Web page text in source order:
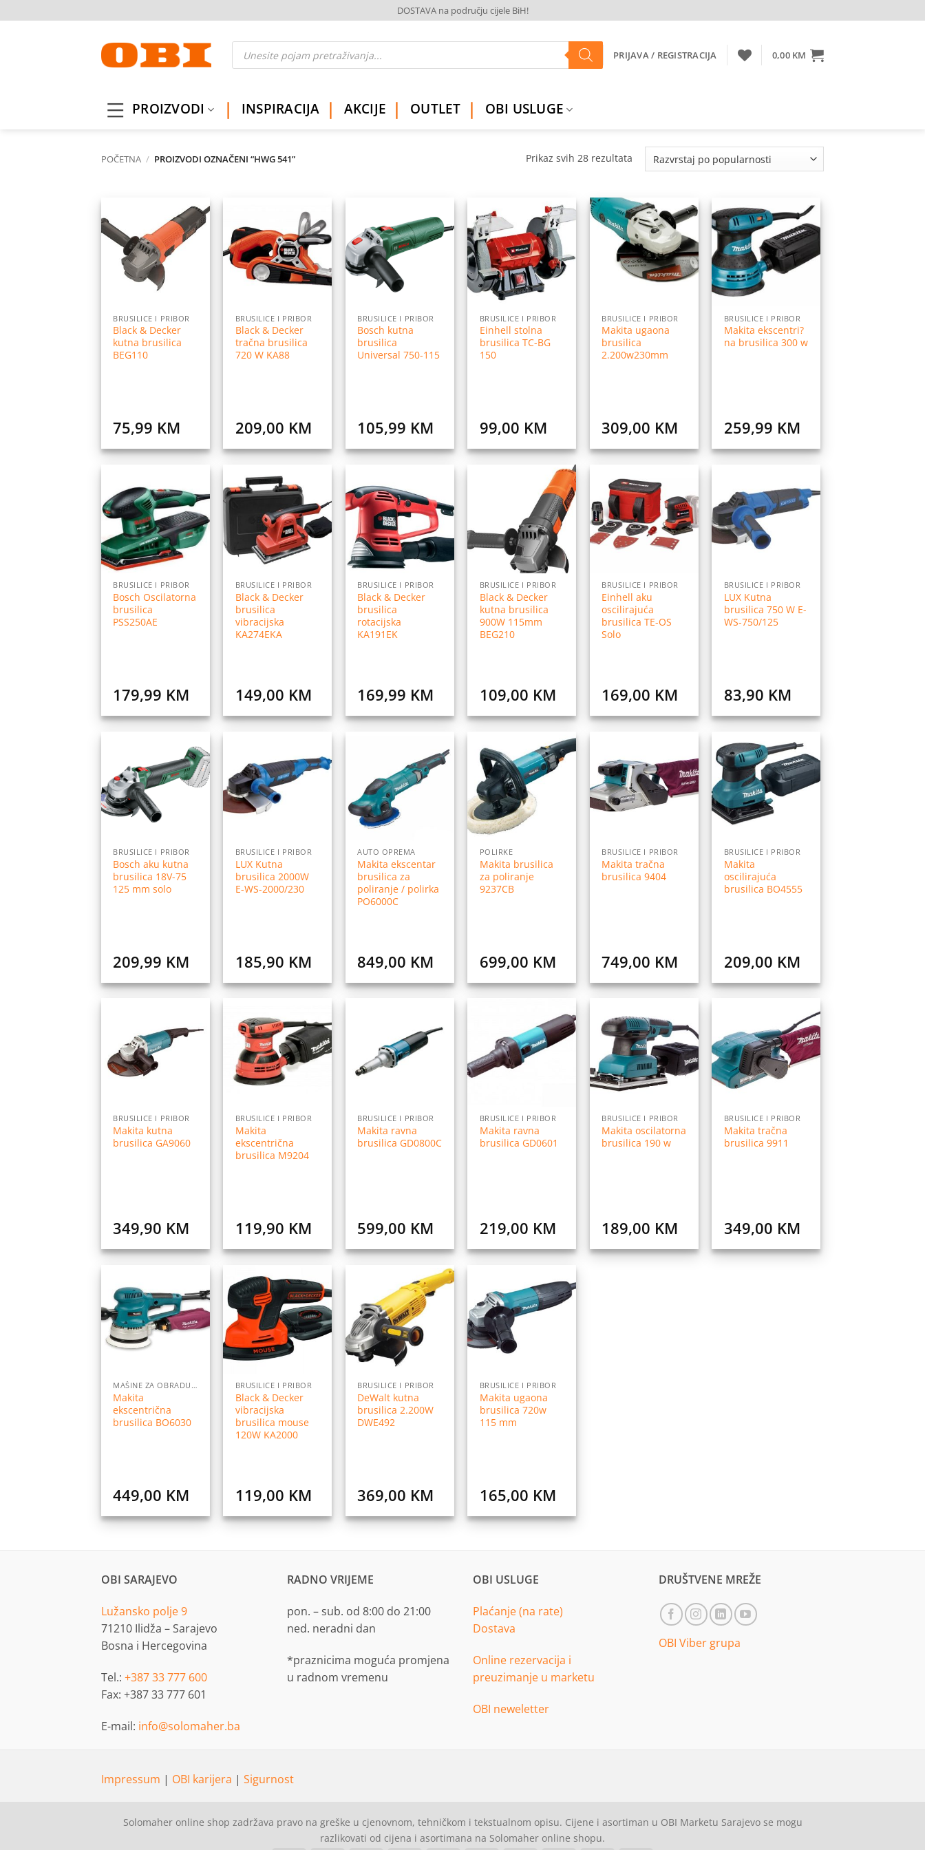
to
DOSTAVA na području cijele BiH!
Products
search PRIJAVA / REGISTRACIJA 0,00 KM
PROIZVODI INSPIRACIJA AKCIJE OUTLET OBI USLUGE
POČETNA / PROIZVODI OZNAČENI “HWG 541” Prikaz svih 28 rezultataSorted
Dodaj
na
BRUSILICE I PRIBOR
Black & Decker
kutna brusilica
BEG110
75,99 KM
Dodaj
na
listu
želja
BRUSILICE I PRIBOR
Black & Decker
tračna brusilica
720 W KA88
209,00 KM
Dodaj
na
BRUSILICE I PRIBOR
Bosch kutna
brusilica
Universal 750-115
105,99 KM
Dodaj
na
listu
želja
BRUSILICE I PRIBOR
Einhell stolna
brusilica TC-BG
150
99,00 KM
Dodaj
na
listu
želja
BRUSILICE I PRIBOR
Makita ugaona
brusilica
2.200w230mm
309,00 KM
Dodaj
na
listu
želja
BRUSILICE I PRIBOR
Makita ekscentri?
na brusilica 300 w
259,99 KM
Dodaj
na
listu
želja
BRUSILICE I PRIBOR
Bosch Oscilatorna
brusilica
PSS250AE
179,99 KM
Dodaj
na
listu
želja
BRUSILICE I PRIBOR
Black & Decker
brusilica
vibracijska
KA274EKA
149,00 KM
Dodaj
na
listu
želja
BRUSILICE I PRIBOR
Black & Decker
brusilica
rotacijska
KA191EK
169,99 KM
Dodaj
na
listu
želja
BRUSILICE I PRIBOR
Black & Decker
kutna brusilica
900W 115mm
BEG210
109,00 KM
Dodaj
na
listu
želja
BRUSILICE I PRIBOR
Einhell aku
oscilirajuća
brusilica TE-OS
Solo
169,00 KM
Dodaj
na
BRUSILICE I PRIBOR
LUX Kutna
brusilica 750 W E-
WS-750/125
83,90 KM
Dodaj
na
listu
BRUSILICE I PRIBOR
Bosch aku kutna
brusilica 18V-75
125 mm solo
209,99 KM
Dodaj
BRUSILICE I PRIBOR
LUX Kutna
brusilica 2000W
E-WS-2000/230
185,90 KM
Dodaj
na
AUTO OPREMA
Makita ekscentar
brusilica za
poliranje / polirka
PO6000C
849,00 KM
Dodaj
POLIRKE
Makita brusilica
za poliranje
9237CB
699,00 KM
Dodaj
na
listu
želja
BRUSILICE I PRIBOR
Makita tračna
brusilica 9404
749,00 KM
Dodaj
na
listu
BRUSILICE I PRIBOR
Makita
oscilirajuća
brusilica BO4555
209,00 KM
Dodaj
BRUSILICE I PRIBOR
Makita kutna
brusilica GA9060
349,90 KM
Dodaj
na
listu
želja
BRUSILICE I PRIBOR
Makita
ekscentrična
brusilica M9204
119,90 KM
Dodaj
na
BRUSILICE I PRIBOR
Makita ravna
brusilica GD0800C
599,00 KM
Dodaj
na
BRUSILICE I PRIBOR
Makita ravna
brusilica GD0601
219,00 KM
Dodaj
na
listu
želja
BRUSILICE I PRIBOR
Makita oscilatorna
brusilica 190 w
189,00 KM
Dodaj
na
listu
želja
BRUSILICE I PRIBOR
Makita tračna
brusilica 9911
349,00 KM
Dodaj
na
listu
želja
MAŠINE ZA OBRADU DRVETA
Makita
ekscentrična
brusilica BO6030
449,00 KM
Dodaj
na
listu
želja
BRUSILICE I PRIBOR
Black & Decker
vibracijska
brusilica mouse
120W KA2000
119,00 KM
Dodaj
želja
BRUSILICE I PRIBOR
DeWalt kutna
brusilica 2.200W
DWE492
369,00 KM
Dodaj
BRUSILICE I PRIBOR
Makita ugaona
brusilica 720w
115 mm
165,00 KM
OBI SARAJEVO
Lužansko polje 9
71210 Ilidža – Sarajevo
Bosna i Hercegovina
Tel.: +387 33 777 600
Fax: +387 33 777 601
E-mail: info@solomaher.ba
RADNO VRIJEME
pon. – sub. od 8:00 do 21:00
ned. neradni dan
*praznicima moguća promjena
u radnom vremenu
OBI USLUGE
Plaćanje (na rate)
Dostava
Online rezervacija i
preuzimanje u marketu
OBI neweletter
DRUŠTVENE MREŽE
OBI Viber grupa
Impressum | OBI karijera | Sigurnost
Solomaher online shop zadržava pravo na greške u cjenovnom, tehničkom i tekstualnom opisu. Cijene i asortiman u OBI Marketu Sarajevo se mogu
razlikovati od cijena i asortimana na Solomaher online shopu.